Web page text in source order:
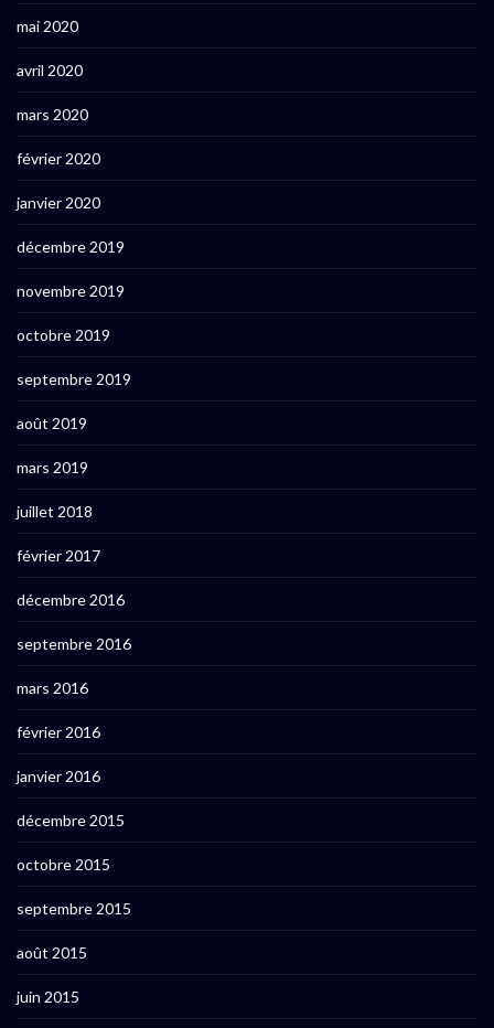
mai 2020
avril 2020
mars 2020
février 2020
janvier 2020
décembre 2019
novembre 2019
octobre 2019
septembre 2019
août 2019
mars 2019
juillet 2018
février 2017
décembre 2016
septembre 2016
mars 2016
février 2016
janvier 2016
décembre 2015
octobre 2015
septembre 2015
août 2015
juin 2015